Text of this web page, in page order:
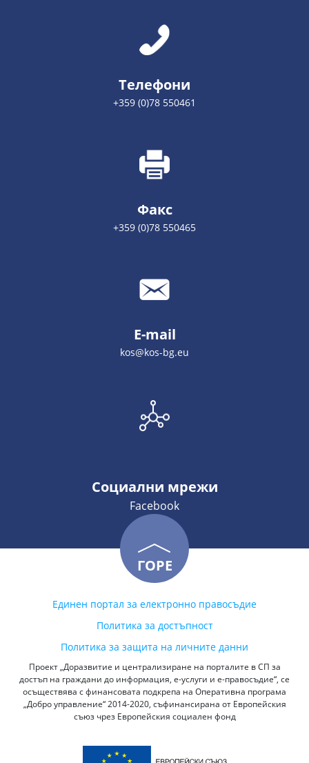
Телефони
+359 (0)78 550461
Факс
+359 (0)78 550465
E-mail
kos@kos-bg.eu
Социални мрежи
Facebook
ГОРЕ
Единен портал за електронно правосъдие
Политика за достъпност
Политика за защита на личните данни
Проект „Доразвитие и централизиране на порталите в СП за
достъп на граждани до информация, е-услуги и е-правосъдие“, се
осъществява с финансовата подкрепа на Оперативна програма
„Добро управление“ 2014-2020, съфинансирана от Европейския
съюз чрез Европейския социален фонд